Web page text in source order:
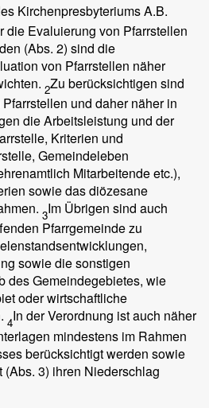
Kirchenpresbyteriums A.B.
die Evaluierung von Pfarrstellen
(Abs. 2) sind die
von Pfarrstellen näher
2Zu berücksichtigen sind
und daher näher in
die Arbeitsleistung und der
Kriterien und
Gemeindeleben
Mitarbeitende etc.),
sowie das diözesane
3Im Übrigen sind auch
Pfarrgemeinde zu
sowie die sonstigen
des Gemeindegebietes, wie
oder wirtschaftliche
4In der Verordnung ist auch näher
mindestens im Rahmen
berücksichtigt werden sowie
3) ihren Niederschlag